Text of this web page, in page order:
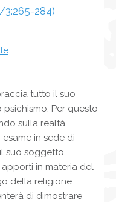
3:265-284)
tutto il suo
Per questo
sulla realtà
in sede di
suo soggetto.
in materia del
della religione
di dimostrare